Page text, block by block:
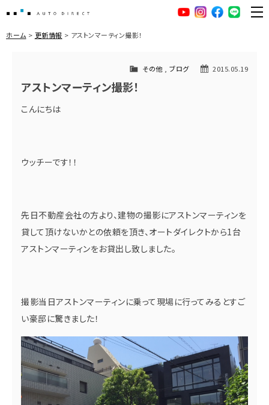
AUTO DIRECT YouTubeInstagramfacebook
LINE
ホーム 更新情報 アストンマーティン撮影！
2015.05.19
その他 ブログ
アストンマーティン撮影！
こんにちは
ウッチーです！！
先日不動産会社の方より、建物の撮影にアストンマーティンを
貸して頂けないかとの依頼を頂き、オートダイレクトから1台
アストンマーティンをお貸出し致しました。
撮影当日アストンマーティンに乗って現場に行ってみるとすご
い豪邸に驚きました！